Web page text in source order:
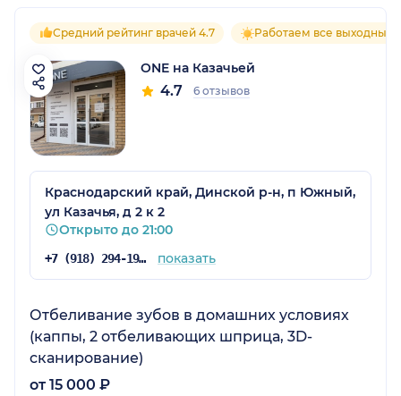
Средний рейтинг врачей 4.7 Работаем все выходные
ONE на Казачьей
4.7 6 отзывов
Краснодарский край, Динской р-н, п Южный,
ул Казачья, д 2 к 2
Открыто до 21:00
+7 (918) 294-19-81 показать
Отбеливание зубов в домашних условиях
(каппы, 2 отбеливающих шприца, 3D-
cканирование)
от 15 000 ₽